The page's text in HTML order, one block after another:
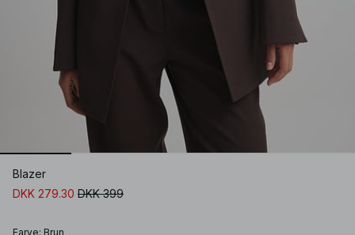
Blazer
DKK 279.30 DKK 399
Farve: Brun